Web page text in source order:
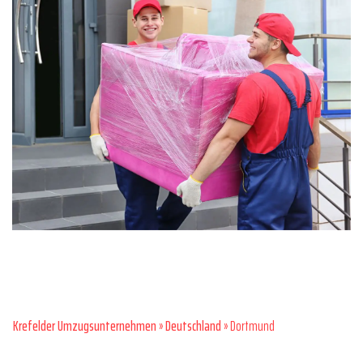
Krefelder Umzugsunternehmen»Deutschland» Dortmund